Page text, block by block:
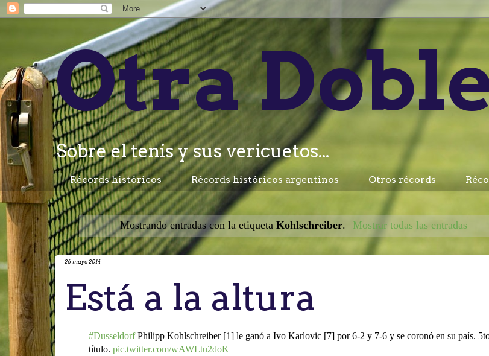
Otra
Sobre el tenis y sus vericuetos...
Récords históricos Récords históricos argentinos Otros récords
Mostrando entradas con la etiqueta Kohlschreiber. Mostrar todas las entradas
26 mayo 2014
Está a la altura
#DusseldorfPhilipp Kohlschreiber [1] le ganó a Ivo Karlovic [7] por 6-2 y 7-6 y se coronó en su país.
título. pic.twitter.com/wAWLtu2doK